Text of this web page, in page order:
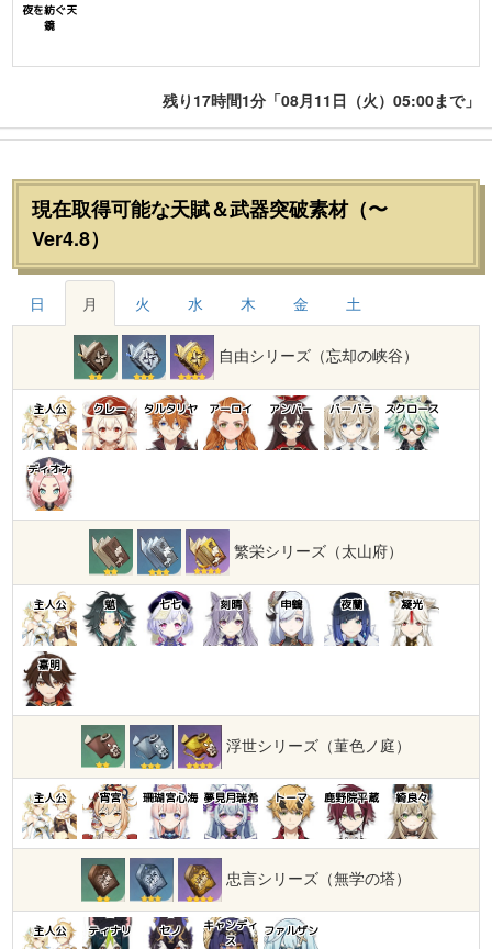
夜を紡ぐ天
鏡
残り17時間1分「08月11日（火）05:00まで」
現在取得可能な天賦＆武器突破素材（〜
Ver4.8）
日 月 火 水 木 金 土
自由シリーズ（忘却の峡谷）
主人公 クレー タルタリヤ アーロイ アンバー バーバラ スクロース
ディオナ
繁栄シリーズ（太山府）
主人公 魈 七七 刻晴 申鶴 夜蘭 凝光
嘉明
浮世シリーズ（菫色ノ庭）
主人公 宵宮 珊瑚宮心海 夢見月瑞希 トーマ 鹿野院平蔵 綺良々
忠言シリーズ（無学の塔）
主人公 ティナリ セノ
キャンディ
ス
ファルザン